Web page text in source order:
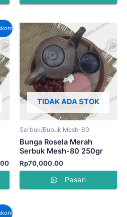
Harga
saat
ini
adalah:
Rp190,000.00.
TIDAK ADA STOK
Serbuk/Bubuk Mesh-80
Bunga Rosela Merah
Serbuk Mesh-80 250gr
Rp70,000.00
Pesan
Harga